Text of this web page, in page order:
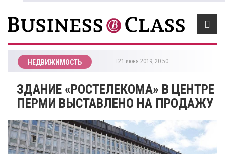
НЕДВИЖИМОСТЬ 21 июня 2019, 20:50
ЗДАНИЕ «РОСТЕЛЕКОМА» В ЦЕНТРЕ
ПЕРМИ ВЫСТАВЛЕНО НА ПРОДАЖУ